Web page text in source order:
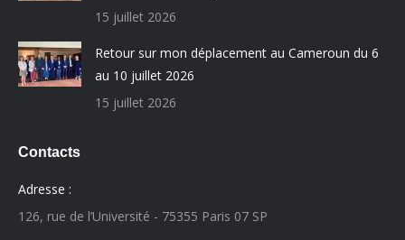
15 juillet 2026
Retour sur mon déplacement au Cameroun du 6
au 10 juillet 2026
15 juillet 2026
Contacts
Adresse :
126, rue de l’Université - 75355 Paris 07 SP